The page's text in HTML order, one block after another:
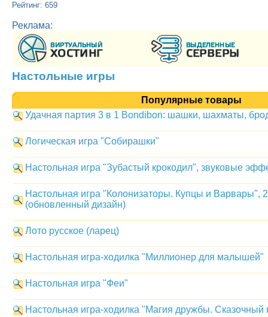
Рейтинг: 659
Реклама:
Настольные игры
Популярные товары
Удачная партия 3 в 1 Bondibon: шашки, шахматы,
Логическая игра "Собирашки"
Настольная игра "Зубастый крокодил", звуковые
Настольная игра "Колонизаторы. Купцы и Варвары",
(обновленный дизайн)
Лото русское (ларец)
Настольная игра-ходилка "Миллионер для малышей"
Настольная игра "Феи"
Настольная игра-ходилка "Магия дружбы. Сказочный